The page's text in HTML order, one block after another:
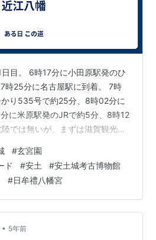
目。 6時17分に小田原駅発のひ
時25分に名古屋駅に到着。 7時
り535号で約25分、8時02分に
に米原駅発のJRで約5分、8時12
では無いが、まずは滋賀観光！
、出発！ 2025年に、わたSHIGA
が開催される。 総合トップ | 国
滋賀縣護國神社では8月13日〜
祭の準備がされていた。 滋賀県
み…
#玄宮園
ド #安土 #安土城考古博物館
#日牟禮八幡宮
• 5年前